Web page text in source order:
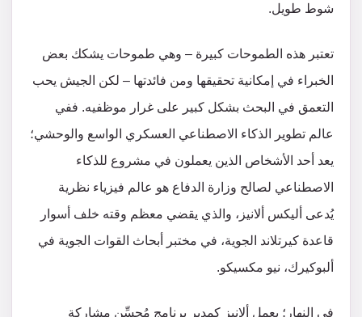
شوط طويل.
تعتبر هذه الطموحات كبيرة – وهي طموحات يشكك بعض
الخبراء في إمكانية تحقيقها ومن فائدتها – لكن الجيش يحب
التعمق في البحث بشكل كبير على غرار موظفيه. ففي
عالم تطوير الذكاء الاصطناعي العسكري الواسع والوحشي؛
يعد أحد الأشخاص الذين يعملون في مشروع للذكاء
الاصطناعي لصالح وزارة الدفاع هو عالم فيزياء نظرية
يُدعى أليكس ألانيز، والذي يقضي معظم وقته خلف أسوار
قاعدة كيرتلاند الجوية، في مختبر أبحاث القوات الجوية في
ألبوكيرك، نيو مكسيكو.
في النهار؛ يعمل ألانيز كمدير برنامج مُحسِّن مشاركة